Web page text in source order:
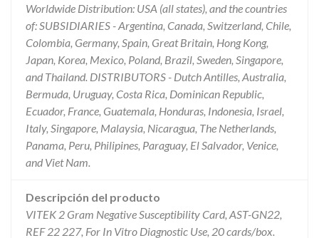
Worldwide Distribution: USA (all states), and the countries
of: SUBSIDIARIES - Argentina, Canada, Switzerland, Chile,
Colombia, Germany, Spain, Great Britain, Hong Kong,
Japan, Korea, Mexico, Poland, Brazil, Sweden, Singapore,
and Thailand. DISTRIBUTORS - Dutch Antilles, Australia,
Bermuda, Uruguay, Costa Rica, Dominican Republic,
Ecuador, France, Guatemala, Honduras, Indonesia, Israel,
Italy, Singapore, Malaysia, Nicaragua, The Netherlands,
Panama, Peru, Philipines, Paraguay, El Salvador, Venice,
and Viet Nam.
Descripción del producto
VITEK 2 Gram Negative Susceptibility Card, AST-GN22,
REF 22 227, For In Vitro Diagnostic Use, 20 cards/box.